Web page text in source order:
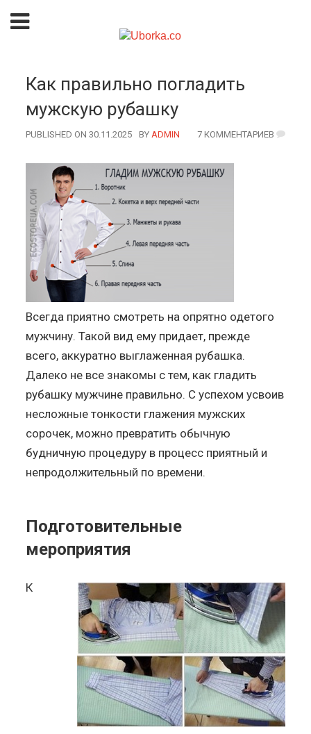
Как правильно погладить
мужскую рубашку
PUBLISHED ON 30.11.2025 BY AUTHOR
ADMIN 7 КОММЕНТАРИЕВ
Всегда приятно смотреть на опрятно одетого
мужчину. Такой вид ему придает, прежде
всего, аккуратно выглаженная рубашка.
Далеко не все знакомы с тем, как гладить
рубашку мужчине правильно. С успехом усвоив
несложные тонкости глажения мужских
сорочек, можно превратить обычную
будничную процедуру в процесс приятный и
непродолжительный по времени.
Подготовительные
мероприятия
К